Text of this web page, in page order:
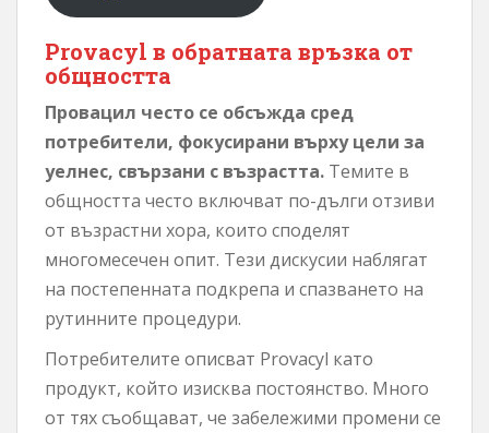
Provacyl в обратната връзка от
общността
Провацил често се обсъжда сред
потребители, фокусирани върху цели за
уелнес, свързани с възрастта. Темите в
общността често включват по-дълги отзиви
от възрастни хора, които споделят
многомесечен опит. Тези дискусии наблягат
на постепенната подкрепа и спазването на
рутинните процедури.
Потребителите описват Provacyl като
продукт, който изисква постоянство. Много
от тях съобщават, че забележими промени се